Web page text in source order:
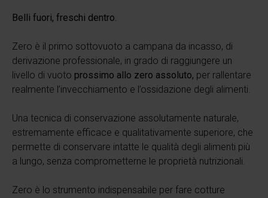
Belli fuori, freschi dentro.
Zero è il primo sottovuoto a campana da incasso, di
derivazione professionale, in grado di raggiungere un
livello di vuoto prossimo allo zero assoluto, per rallentare
realmente l’invecchiamento e l’ossidazione degli alimenti.
Una tecnica di conservazione assolutamente naturale,
estremamente efficace e qualitativamente superiore, che
permette di conservare intatte le qualità degli alimenti più
a lungo, senza comprometterne le proprietà nutrizionali.
Zero è lo strumento indispensabile per fare cotture